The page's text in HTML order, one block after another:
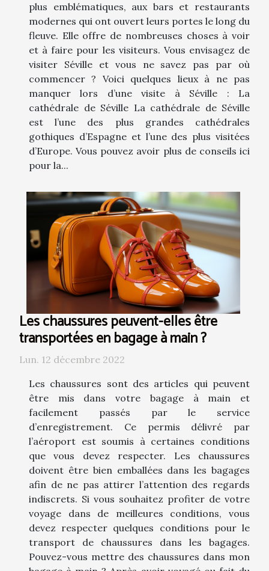
plus emblématiques, aux bars et restaurants
modernes qui ont ouvert leurs portes le long du
fleuve. Elle offre de nombreuses choses à voir
et à faire pour les visiteurs. Vous envisagez de
visiter Séville et vous ne savez pas par où
commencer ? Voici quelques lieux à ne pas
manquer lors d’une visite à Séville : La
cathédrale de Séville La cathédrale de Séville
est l’une des plus grandes cathédrales
gothiques d’Espagne et l’une des plus visitées
d’Europe. Vous pouvez avoir plus de conseils ici
pour la...
Les chaussures peuvent-elles être
transportées en bagage à main ?
Lun. 12 décembre 2022
Les chaussures sont des articles qui peuvent
être mis dans votre bagage à main et
facilement passés par le service
d’enregistrement. Ce permis délivré par
l’aéroport est soumis à certaines conditions
que vous devez respecter. Les chaussures
doivent être bien emballées dans les bagages
afin de ne pas attirer l’attention des regards
indiscrets. Si vous souhaitez profiter de votre
voyage dans de meilleures conditions, vous
devez respecter quelques conditions pour le
transport de chaussures dans les bagages.
Pouvez-vous mettre des chaussures dans mon